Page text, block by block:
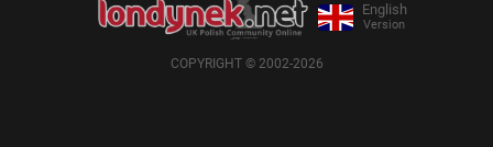
English
Version
COPYRIGHT © 2002-2026